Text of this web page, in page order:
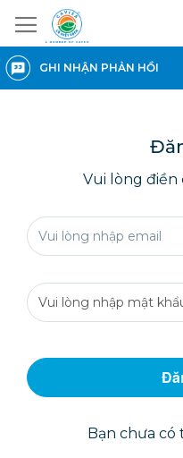
GHI NHẬN PHẢN HỒI
Vui lòng điền
Bạn chưa có